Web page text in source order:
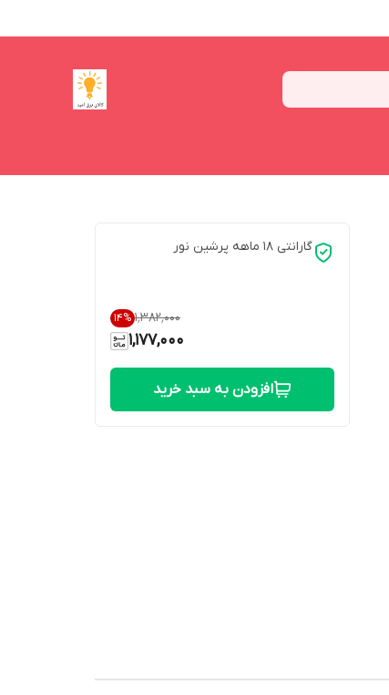
گارانتی 18 ماهه پرشین نور
۱٬۳۸۲٬۰۰۰ 14%
1,177,000
افزودن به سبد خرید